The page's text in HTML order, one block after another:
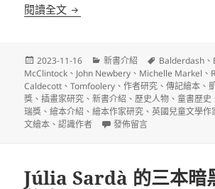
閱讀全文 凱迪克與紐伯瑞傳記繪本
發
佈
日
期:
2023-11-16
分
類
新書介紹
標
籤
Balderdash 、
McClintock 、 John Newbery 、 Michelle Markel 、
Caldecott 、Tomfoolery 、作者研究 、傳記繪本 、
獎 、插畫家研究 、新書介紹 、歷史人物 、童書歷史
瑞獎 、繪本介紹 、繪本作家研究 、英國兒童文學作
文繪本 、認識作者 在〈凱迪克與紐伯瑞傳記繪
發佈留言
Júlia Sardà 的三本暗